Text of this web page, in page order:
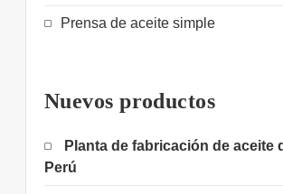
Prensa de aceite simple
Nuevos productos
Planta de fabricación de aceite
Perú